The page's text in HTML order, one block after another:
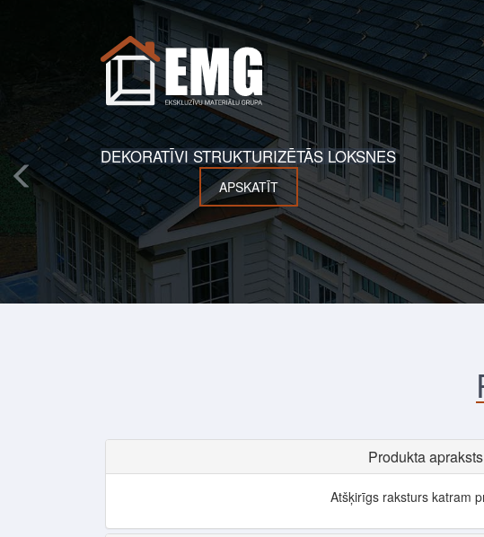
DEKORATĪVI STRUKTURIZĒTĀS LOKSNES
APSKATĪT
Produkta apraksts
Atšķirīgs raksturs katram